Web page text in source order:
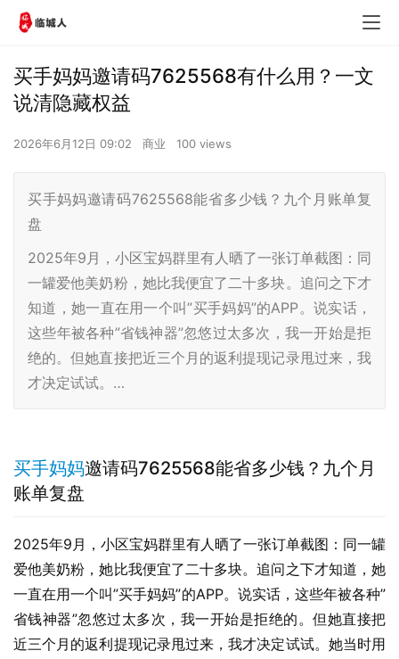
买手妈妈邀请码7625568有什么用？一文
说清隐藏权益
2026年6月12日 09:02 商业 100 views
买手妈妈邀请码7625568能省多少钱？九个月账单复
盘
2025年9月，小区宝妈群里有人晒了一张订单截图：同
一罐爱他美奶粉，她比我便宜了二十多块。追问之下才
知道，她一直在用一个叫”买手妈妈”的APP。说实话，
这些年被各种”省钱神器”忽悠过太多次，我一开始是拒
绝的。但她直接把近三个月的返利提现记录甩过来，我
才决定试试。…
买手妈妈邀请码7625568能省多少钱？九个月
账单复盘
2025年9月，小区宝妈群里有人晒了一张订单截图：同一罐
爱他美奶粉，她比我便宜了二十多块。追问之下才知道，她
一直在用一个叫”买手妈妈”的APP。说实话，这些年被各种”
省钱神器”忽悠过太多次，我一开始是拒绝的。但她直接把
近三个月的返利提现记录甩过来，我才决定试试。她当时用